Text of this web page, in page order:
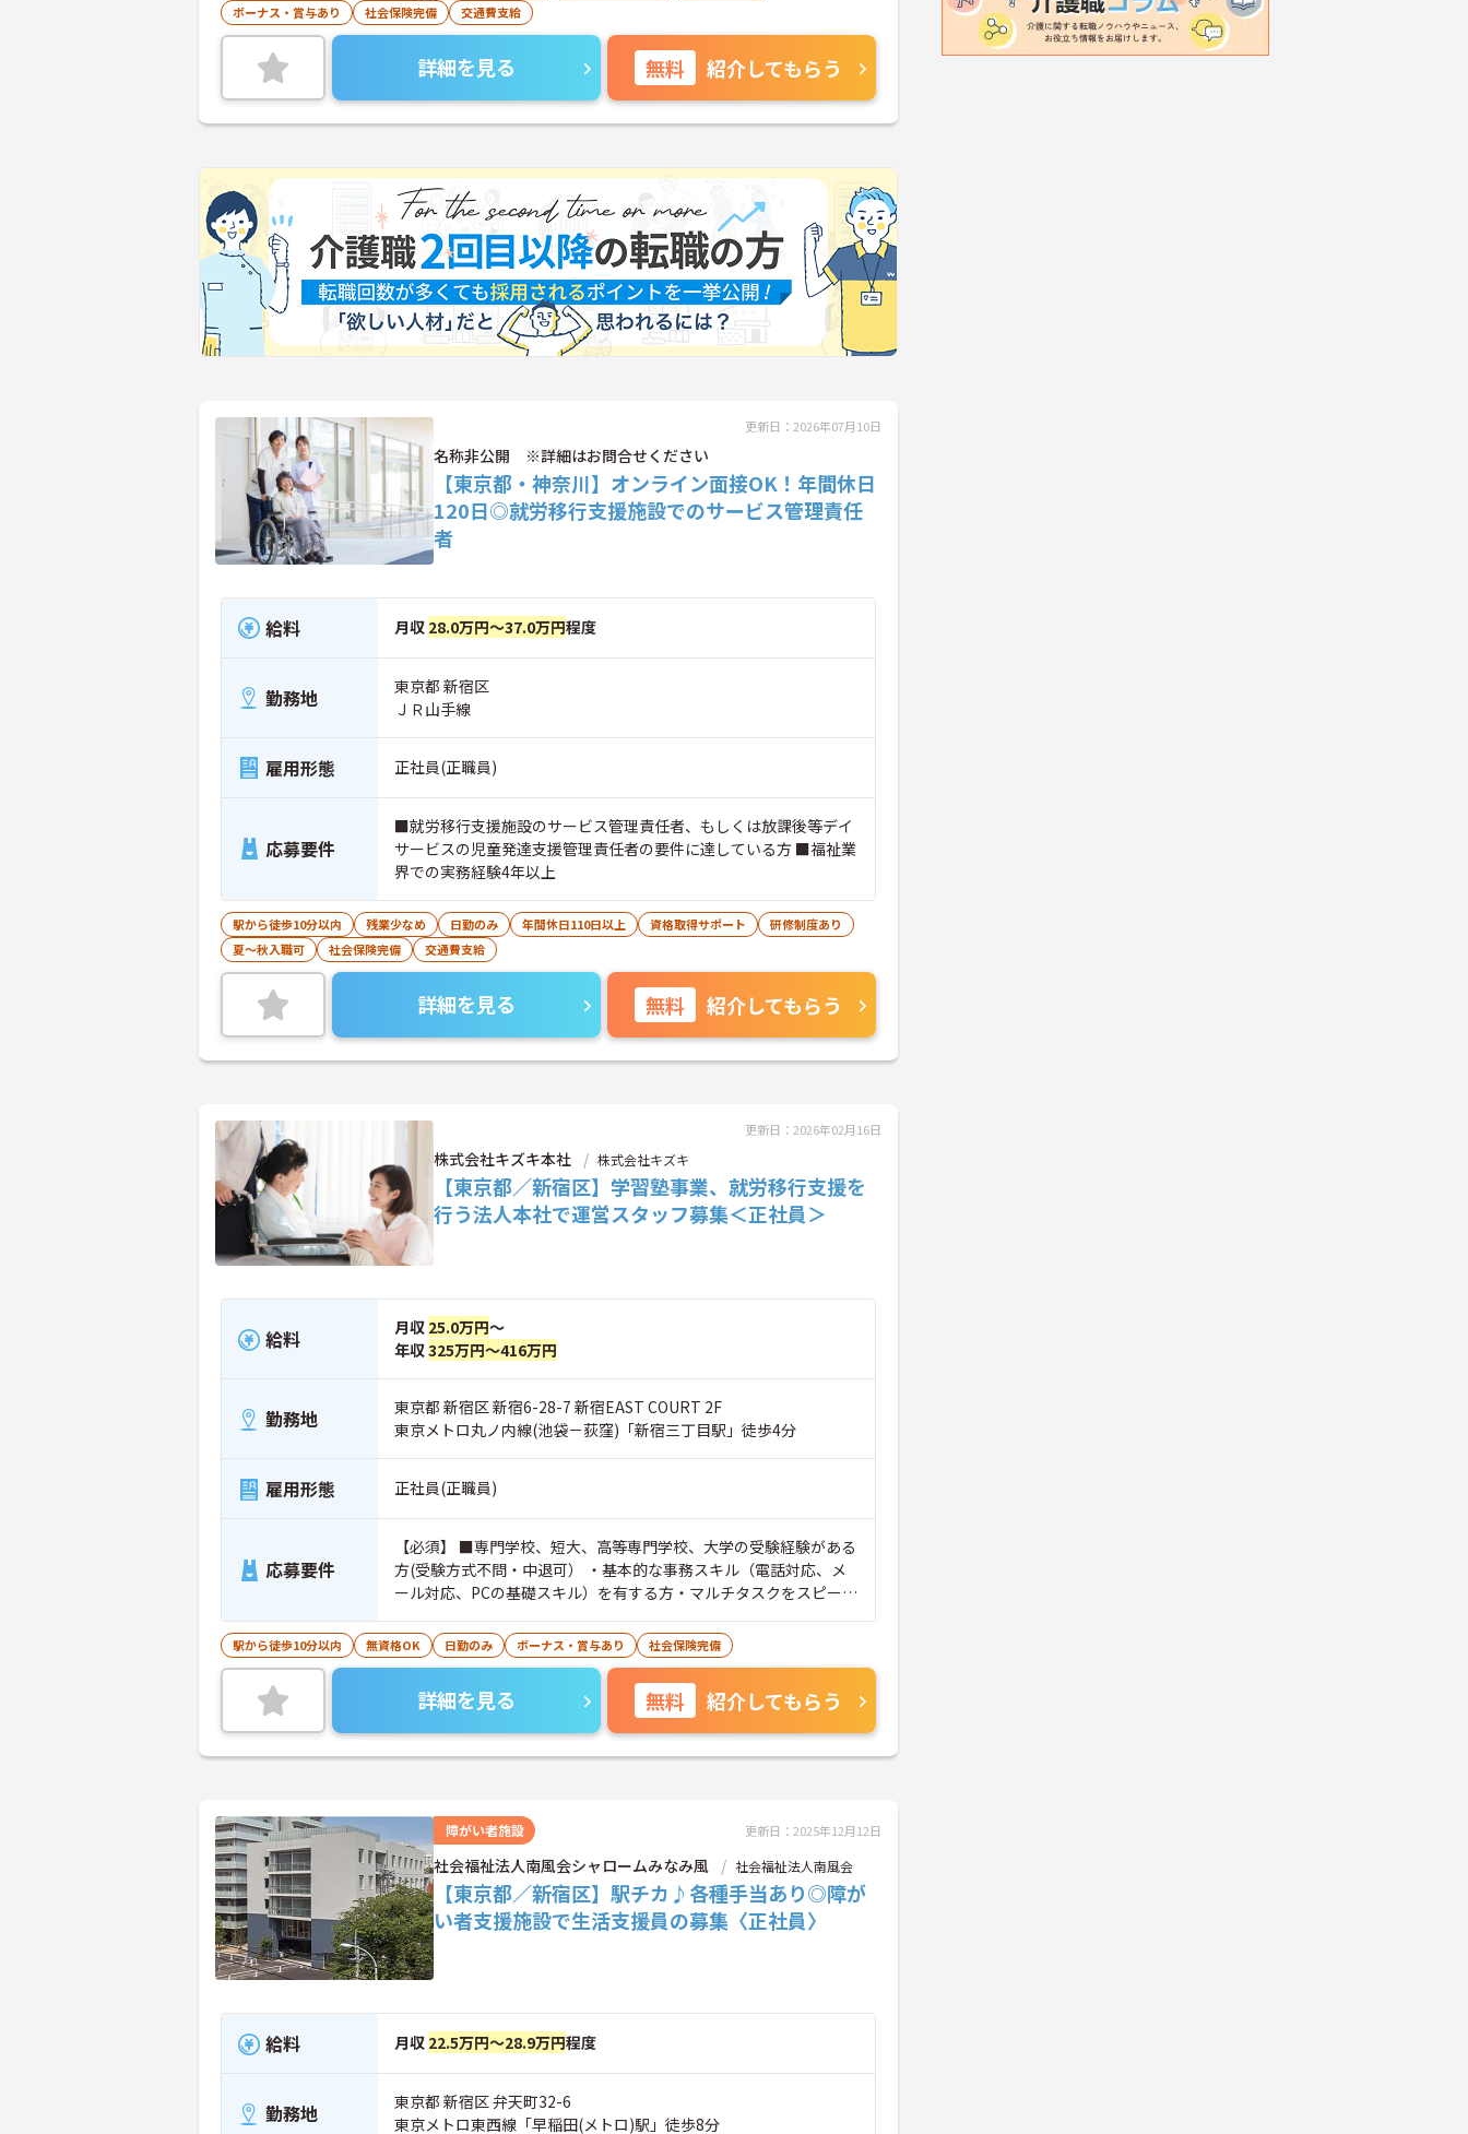
ボーナス・賞与あり
社会保険完備 交通費支給
詳細を見る 無料 紹介してもらう
更新日：2026年07月10日
名称非公開 ※詳細はお問合せください
【東京都・神奈川】オンライン面接OK！年間休日
120日◎就労移行支援施設でのサービス管理責任
者
給料 月収 28.0万円～37.0万円程度
勤務地
東京都 新宿区
ＪＲ山手線
雇用形態 正社員(正職員)
応募要件
■就労移行支援施設のサービス管理責任者、もしくは放課後等デイ
サービスの児童発達支援管理責任者の要件に達している方 ■福祉業
界での実務経験4年以上
駅から徒歩10分以内 残業少なめ 日勤のみ 年間休日110日以上 資格取得サポート
研修制度あり
夏～秋入職可
社会保険完備 交通費支給
詳細を見る 無料 紹介してもらう
更新日：2026年02月16日
株式会社キズキ本社 株式会社キズキ
【東京都／新宿区】学習塾事業、就労移行支援を
行う法人本社で運営スタッフ募集＜正社員＞
給料 月収 25.0万円～
年収325万円～416万円
勤務地
東京都 新宿区 新宿6-28-7 新宿EAST COURT 2F
東京メトロ丸ノ内線(池袋－荻窪)「新宿三丁目駅」徒歩4分
雇用形態 正社員(正職員)
応募要件
【必須】 ■専門学校、短大、高等専門学校、大学の受験経験がある
方(受験方式不問・中退可） ・基本的な事務スキル（電話対応、メ
ール対応、PCの基礎スキル）を有する方・マルチタスクをスピーデ
ィーかつ正確に処理できる方 ・論理的思考力を発揮して、相手にと
って適切なコミュニケーションを取れる方・上司に迅速かつ的確に
相談や報告ができる方 【歓迎】 ・自身の意図や計画を論理的に説
明し、ステークホルダーから合意を得た経験がある方 ・提案資料を
通じて、課題解決の提案を行った経験のある方 ・学習指導や相談支
援の経験をお持ちの方 ・教員免許、社会福祉士、 保健師、 精神保
健福祉士、公認心理士などいずれかをお持ちの方 ■無資格可
駅から徒歩10分以内 無資格OK 日勤のみ ボーナス・賞与あり 社会保険完備
詳細を見る 無料 紹介してもらう
障がい者施設 更新日：2025年12月12日
社会福祉法人南風会シャロームみなみ風 社会福祉法人南風会
【東京都／新宿区】駅チカ♪各種手当あり◎障が
い者支援施設で生活支援員の募集〈正社員〉
給料 月収 22.5万円～28.9万円程度
勤務地
東京都 新宿区 弁天町32-6
東京メトロ東西線「早稲田(メトロ)駅」徒歩8分